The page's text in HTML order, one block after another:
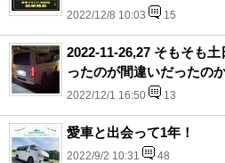
2022/12/8 10:03 15
2022-11-26,27 そもそも
ったのが間違いだったの
2022/12/1 16:50 13
愛車と出会って1年！
2022/9/2 10:31 48